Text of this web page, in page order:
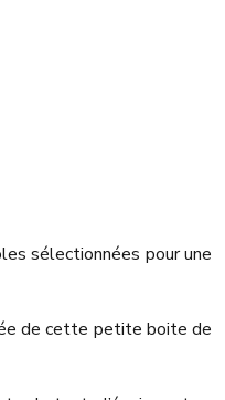
sélectionnées pour une
de cette petite boite de